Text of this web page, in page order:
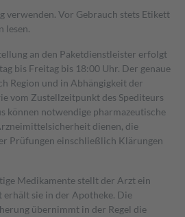
verwenden. Vor Gebrauch stets Etikett
lesen.
an den Paketdienstleister erfolgt
bis Freitag bis 18:00 Uhr. Der genaue
Region und in Abhängigkeit der
vom Zustellzeitpunkt des Spediteurs
können notwendige pharmazeutische
dienen, die
Prüfungen einschließlich Klärungen
Medikamente stellt der Arzt ein
erhält sie in der Apotheke. Die
übernimmt in der Regel die